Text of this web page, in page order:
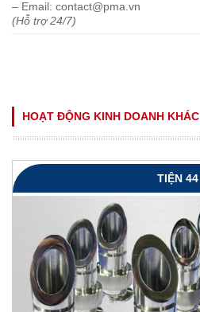
– Email: contact@pma.vn
(Hỗ trợ 24/7)
HOẠT ĐỘNG KINH DOANH KHÁC
TIỆN 44